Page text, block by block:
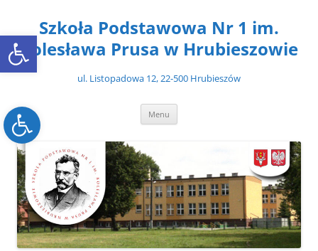
Open toolbar
Open toolbar
treściSzkoła Podstawowa Nr 1 im.
Bolesława Prusa w Hrubieszowie
ul. Listopadowa 12, 22-500 Hrubieszów
Menu